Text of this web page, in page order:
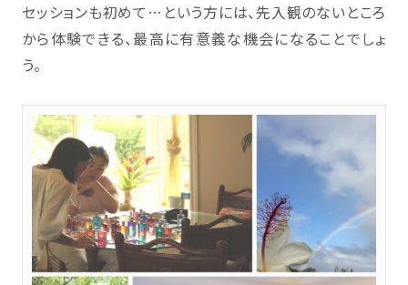
セッションも初めて…という方には、先入観のないところ
から体験できる、最高に有意義な機会になることでしょ
う。